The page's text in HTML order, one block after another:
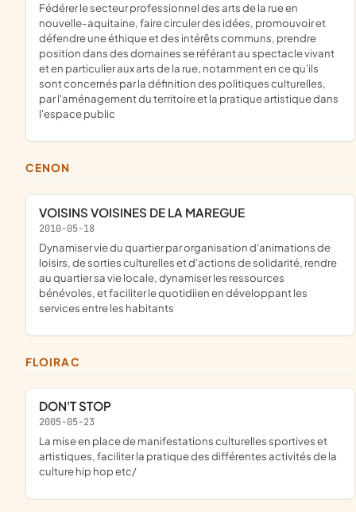
fédérer le secteur professionnel des arts de la rue en
nouvelle-aquitaine, faire circuler des idées, promouvoir et
défendre une éthique et des intérêts communs, prendre
position dans des domaines se référant au spectacle vivant
et en particulier aux arts de la rue, notamment en ce qu'ils
sont concernés par la définition des politiques culturelles,
par l'aménagement du territoire et la pratique artistique dans
l'espace public
CENON
VOISINS VOISINES DE LA MAREGUE
2010-05-18
dynamiser vie du quartier par organisation d'animations de
loisirs, de sorties culturelles et d'actions de solidarité, rendre
au quartier sa vie locale, dynamiser les ressources
bénévoles, et faciliter le quotidiien en développant les
services entre les habitants
FLOIRAC
DON'T STOP
2005-05-23
la mise en place de manifestations culturelles sportives et
artistiques, faciliter la pratique des différentes activités de la
culture hip hop etc/